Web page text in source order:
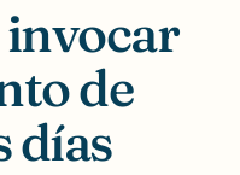
de
días